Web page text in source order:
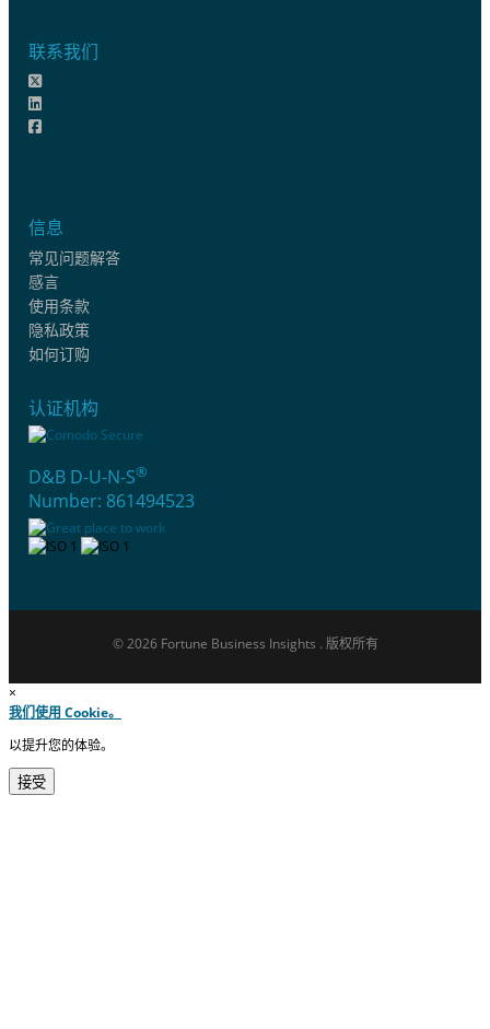
联系我们
信息
常见问题解答
感言
使用条款
隐私政策
如何订购
认证机构
D&B D-U-N-S®
Number: 861494523
© 2026 Fortune Business Insights . 版权所有
×
我们使用 Cookie。
以提升您的体验。
接受